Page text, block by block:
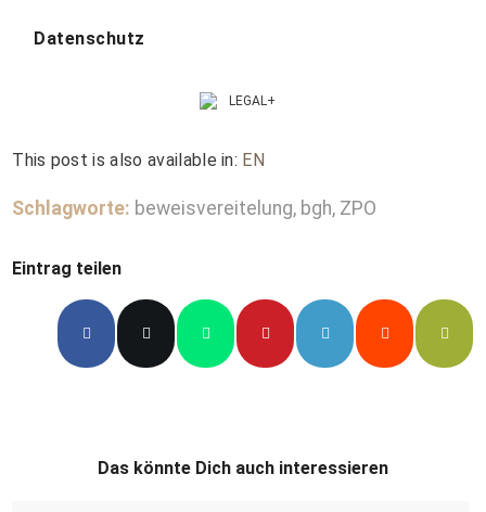
Datenschutz
This post is also available in: EN
Schlagworte: beweisvereitelung, bgh, ZPO
Eintrag teilen
Das könnte Dich auch interessieren